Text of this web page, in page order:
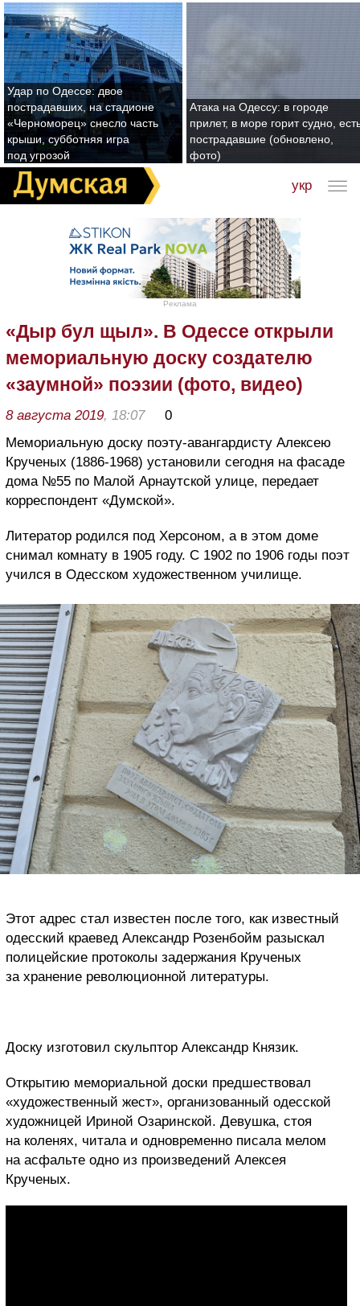
Удар по Одессе: двое
пострадавших, на стадионе
«Черноморец» снесло часть
крыши, субботняя игра
под угрозой
Атака на Одессу: в городе
прилет, в море горит судно,
пострадавшие (обновлено,
фото)
укр
Реклама
«Дыр бул щыл». В Одессе открыли
мемориальную доску создателю
«заумной» поэзии (фото, видео)
8 августа 2019, 18:07
0
Мемориальную доску поэту-авангардисту Алексею
Крученых (1886-1968) установили сегодня на фасаде
дома №55 по Малой Арнаутской улице, передает
корреспондент «Думской».
Литератор родился под Херсоном, а в этом доме
снимал комнату в 1905 году. С 1902 по 1906 годы поэт
учился в Одесском художественном училище.
Этот адрес стал известен после того, как известный
одесский краевед Александр Розенбойм разыскал
полицейские протоколы задержания Крученых
за хранение революционной литературы.
Доску изготовил скульптор Александр Князик.
Открытию мемориальной доски предшествовал
«художественный жест», организованный одесской
художницей Ириной Озаринской. Девушка, стоя
на коленях, читала и одновременно писала мелом
на асфальте одно из произведений Алексея
Крученых.